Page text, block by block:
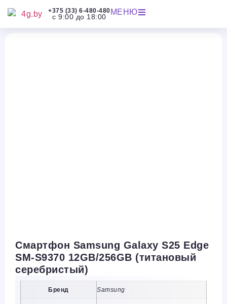
+375 (33) 6-480-480
с 9:00 до 18:00
МЕНЮ
Смартфон Samsung Galaxy S25 Edge
SM-S9370 12GB/256GB (титановый
серебристый)
Бренд Samsung